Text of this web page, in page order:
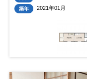
築年 2021年01月